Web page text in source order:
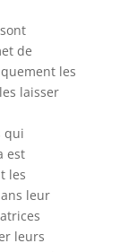
de
les
laisser
qui
est
les
leur
leurs